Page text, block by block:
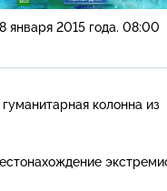
8 января 2015 года. 08:00
гуманитарная колонна из